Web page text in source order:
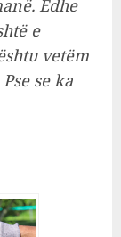
Edhe
e
vetëm
se ka